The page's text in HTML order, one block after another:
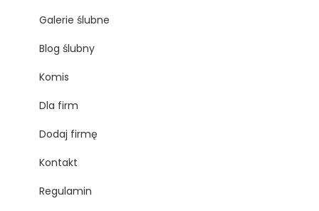
Galerie ślubne
Blog ślubny
Komis
Dla firm
Dodaj firmę
Kontakt
Regulamin